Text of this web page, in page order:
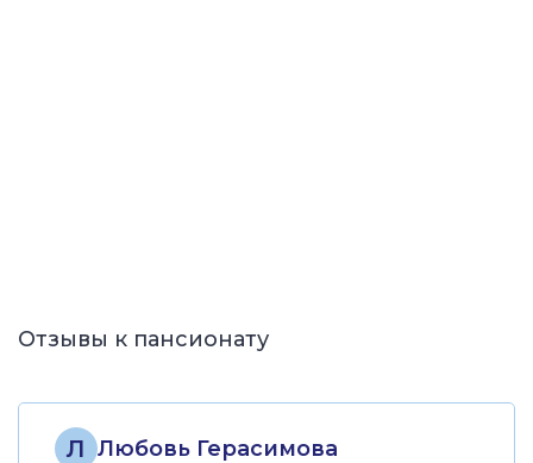
Отзывы к пансионату
Л Любовь Герасимова